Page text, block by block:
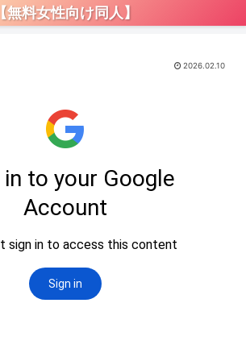
【無料女性向け同人】
2026.02.10